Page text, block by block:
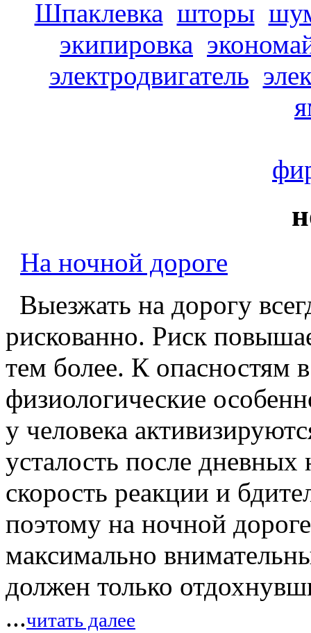
Шпаклевка шторы
экипировка
электродвигатель
На ночной дороге
Выезжать на дорогу
рискованно. Риск
тем более. К опасностям
физиологические
у человека
усталость после дневных
скорость реакции и
поэтому на ночной
максимально
должен только
...читать далее